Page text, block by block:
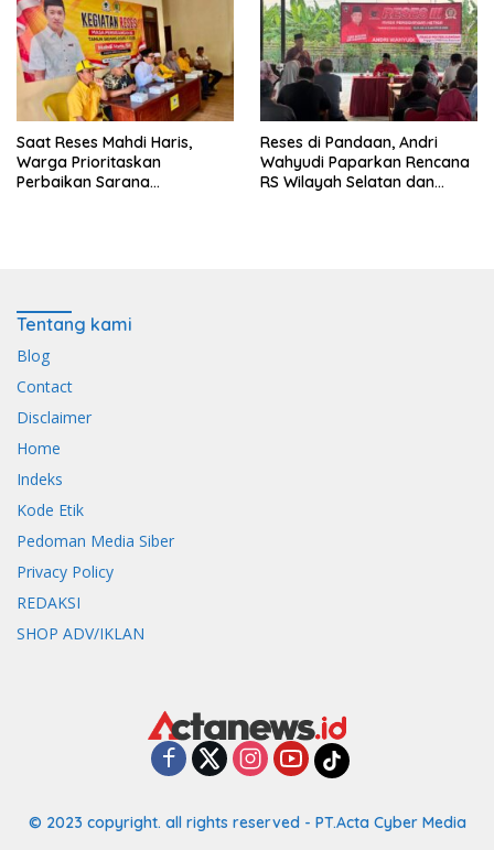
Saat Reses Mahdi Haris,
Warga Prioritaskan
Perbaikan Sarana
Reses di Pandaan, Andri
Wahyudi Paparkan Rencana
RS Wilayah Selatan dan
Tentang kami
Blog
Contact
Disclaimer
Home
Indeks
Kode Etik
Pedoman Media Siber
Privacy Policy
REDAKSI
SHOP ADV/IKLAN
© 2023 copyright. all rights reserved - PT.Acta Cyber Media